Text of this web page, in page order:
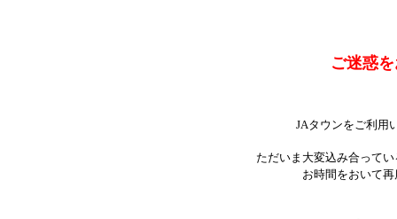
ご迷惑
JAタウンをご利用
ただいま大変込み合って
お時間をおいて